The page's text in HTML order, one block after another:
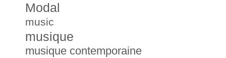
Modal
music
musique
musique contemporaine